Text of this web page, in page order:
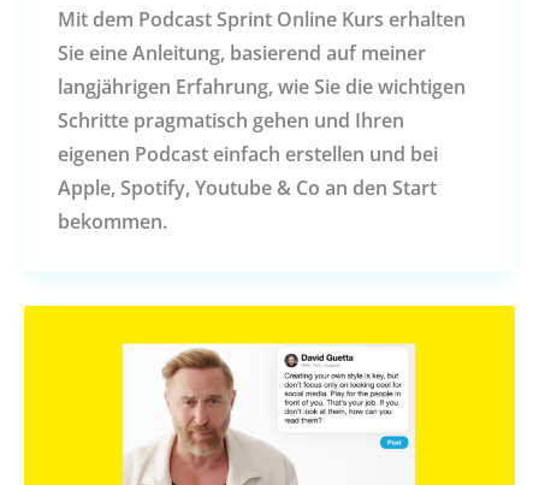
Mit dem Podcast Sprint Online Kurs erhalten
Sie eine Anleitung, basierend auf meiner
langjährigen Erfahrung, wie Sie die wichtigen
Schritte pragmatisch gehen und Ihren
eigenen Podcast einfach erstellen und bei
Apple, Spotify, Youtube & Co an den Start
bekommen.